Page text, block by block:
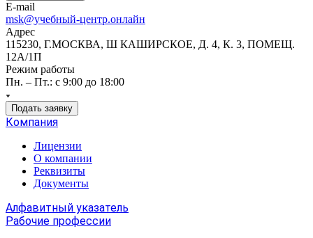
E-mail
msk@учебный-центр.онлайн
Адрес
115230, Г.МОСКВА, Ш КАШИРСКОЕ, Д. 4, К. 3, ПОМЕЩ.
12А/1П
Режим работы
Пн. – Пт.: с 9:00 до 18:00
Подать заявку
Компания
Лицензии
О компании
Реквизиты
Документы
Алфавитный указатель
Рабочие профессии